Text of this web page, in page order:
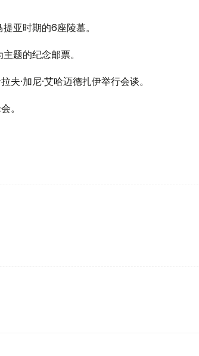
亚时期的6座陵墓。
题的纪念邮票。
·加尼·艾哈迈德扎伊举行会谈。
。